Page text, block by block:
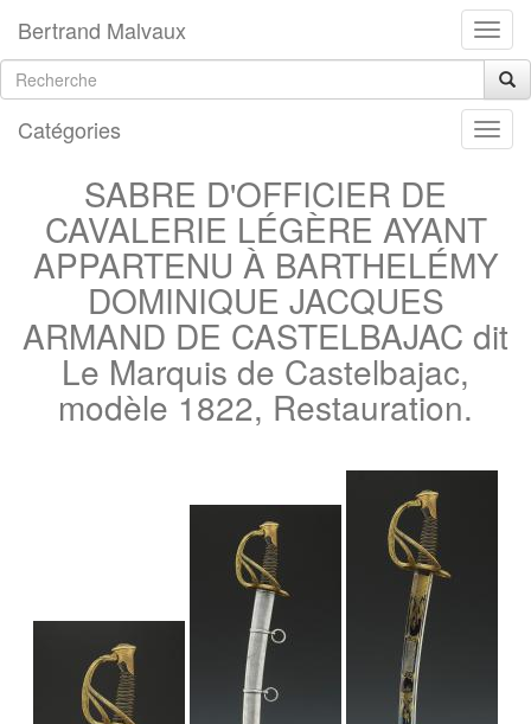
Bertrand Malvaux
Catégories
SABRE D'OFFICIER DE
CAVALERIE LÉGÈRE AYANT
APPARTENU À BARTHELÉMY
DOMINIQUE JACQUES
ARMAND DE CASTELBAJAC dit
Le Marquis de Castelbajac,
modèle 1822, Restauration.